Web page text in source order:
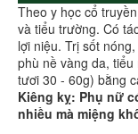
Theo y học cổ
và tiểu trường. Có
lợi niệu. Trị sốt
phù nề vàng da,
tươi 30 - 60g) bằng
Kiêng kỵ: Phụ nữ
nhiều mà miệng